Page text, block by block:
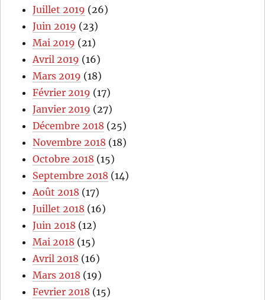
Juillet 2019 (26)
Juin 2019 (23)
Mai 2019 (21)
Avril 2019 (16)
Mars 2019 (18)
Février 2019 (17)
Janvier 2019 (27)
Décembre 2018 (25)
Novembre 2018 (18)
Octobre 2018 (15)
Septembre 2018 (14)
Août 2018 (17)
Juillet 2018 (16)
Juin 2018 (12)
Mai 2018 (15)
Avril 2018 (16)
Mars 2018 (19)
Fevrier 2018 (15)